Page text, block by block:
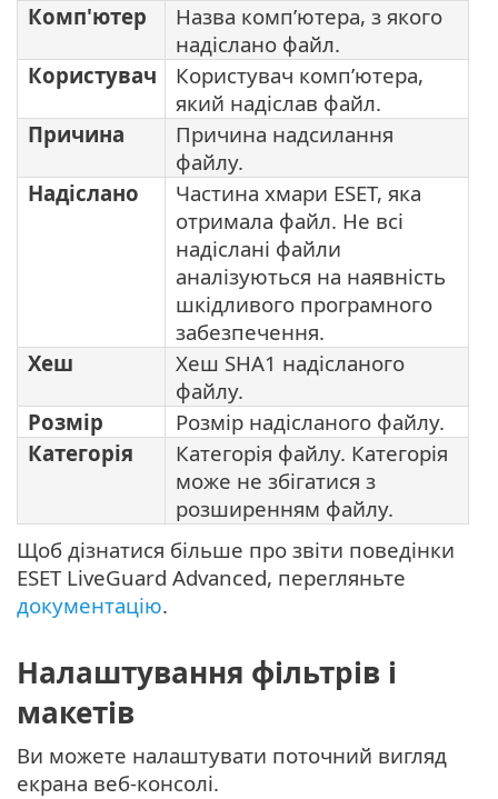
Комп'ютер
Назва комп’ютера, з якого
надіслано файл.
Користувач
Користувач комп’ютера,
який надіслав файл.
Причина
Причина надсилання
файлу.
Надіслано
Частина хмари ESET, яка
отримала файл. Не всі
надіслані файли
аналізуються на наявність
шкідливого програмного
забезпечення.
Хеш
Хеш SHA1 надісланого
файлу.
Розмір
Розмір надісланого файлу.
Категорія
Категорія файлу. Категорія
може не збігатися з
розширенням файлу.
Щоб дізнатися більше про звіти поведінки
ESET LiveGuard Advanced, перегляньте
документацію.
Налаштування фільтрів і
макетів
Ви можете налаштувати поточний вигляд
екрана веб-консолі.